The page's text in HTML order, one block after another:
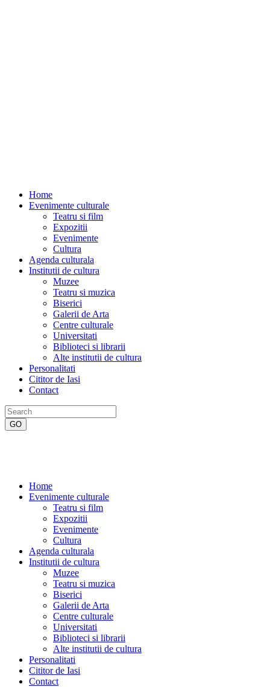
Home
Evenimente culturale
Teatru si film
Expozitii
Evenimente
Cultura
Agenda culturala
Institutii de cultura
Muzee
Teatru si muzica
Biserici
Galerii de Arta
Centre culturale
Universitati
Biblioteci si librarii
Alte institutii de cultura
Personalitati
Cititor de Iasi
Contact
Home
Evenimente culturale
Teatru si film
Expozitii
Evenimente
Cultura
Agenda culturala
Institutii de cultura
Muzee
Teatru si muzica
Biserici
Galerii de Arta
Centre culturale
Universitati
Biblioteci si librarii
Alte institutii de cultura
Personalitati
Cititor de Iasi
Contact